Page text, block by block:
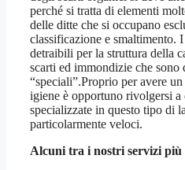
perché si tratta di elementi
delle ditte che si occupano
classificazione e smaltimento.
detraibili per la struttura della
scarti ed immondizie che sono
“speciali”.Proprio per avere
igiene è opportuno rivolgersi a
specializzate in questo tipo di
particolarmente veloci.
Alcuni tra i nostri servizi più